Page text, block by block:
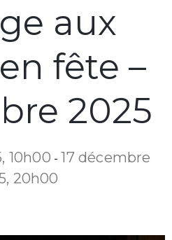
aux
fête –
2025
10h00 - 17 décembre
20h00